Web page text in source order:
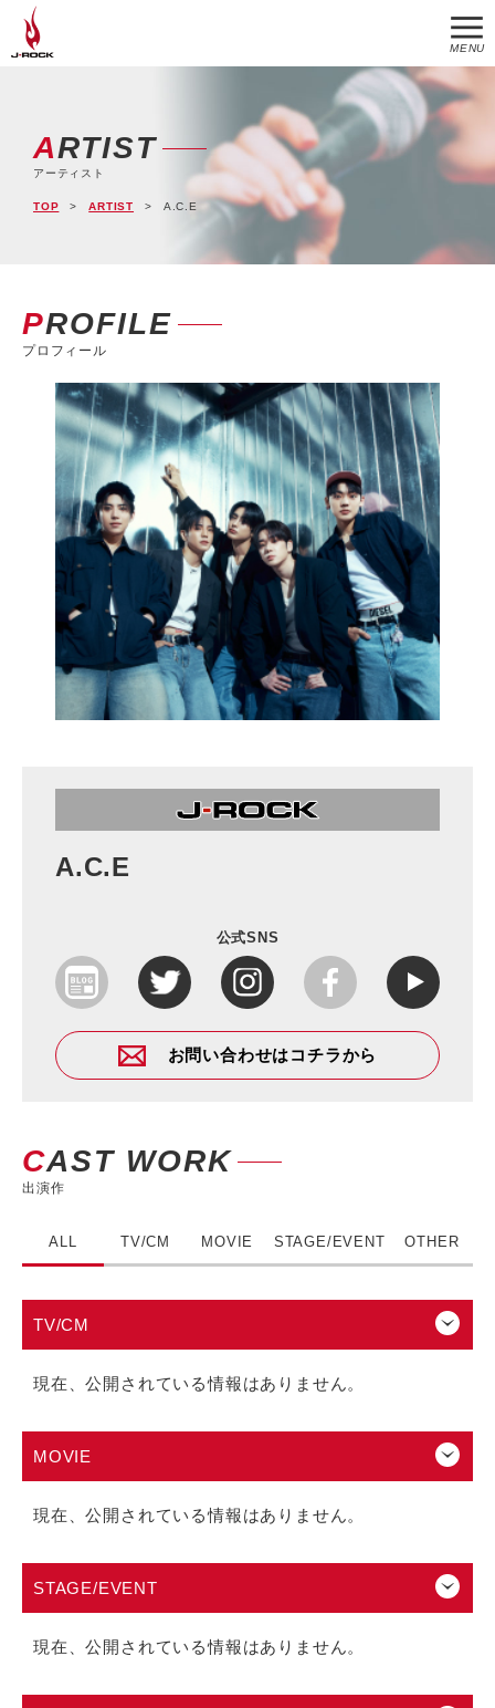
MENU
ARTIST
アーティスト
TOP ARTIST A.C.E
PROFILE
プロフィール
A.C.E
公式SNS
お問い合わせはコチラから
CAST WORK
出演作
ALL TV/CM MOVIE STAGE/EVENT OTHER
TV/CM
現在、公開されている情報はありません。
MOVIE
現在、公開されている情報はありません。
STAGE/EVENT
現在、公開されている情報はありません。